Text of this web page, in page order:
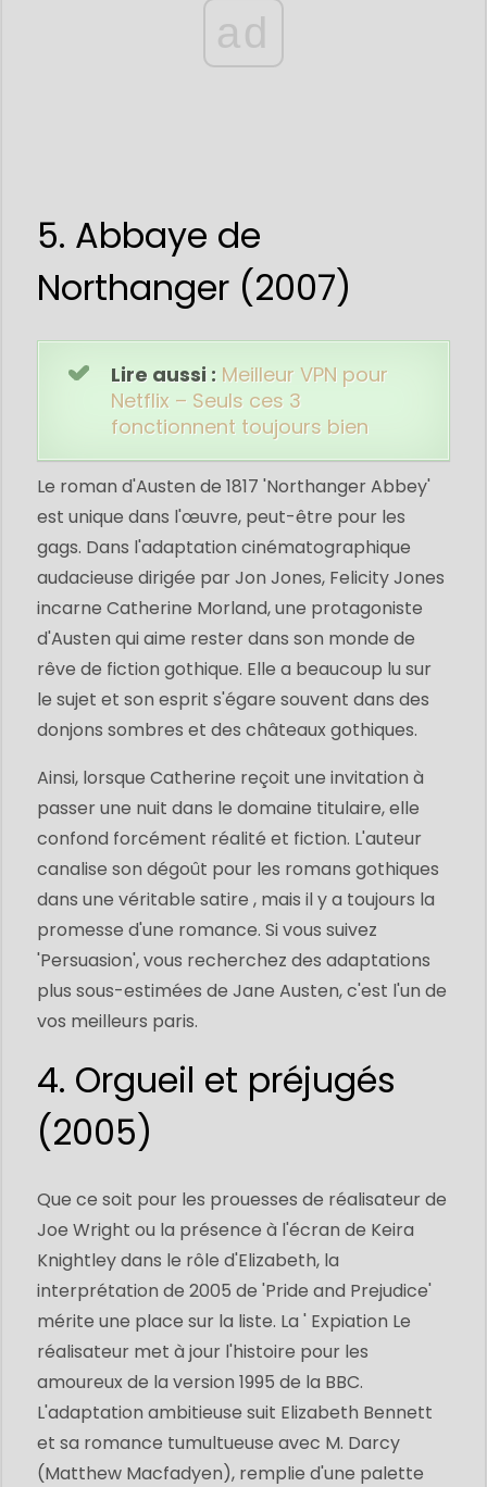
ad
5. Abbaye de
Northanger (2007)
Lire aussi : Meilleur VPN pour
Netflix – Seuls ces 3
fonctionnent toujours bien
Le roman d'Austen de 1817 'Northanger Abbey'
est unique dans l'œuvre, peut-être pour les
gags. Dans l'adaptation cinématographique
audacieuse dirigée par Jon Jones, Felicity Jones
incarne Catherine Morland, une protagoniste
d'Austen qui aime rester dans son monde de
rêve de fiction gothique. Elle a beaucoup lu sur
le sujet et son esprit s'égare souvent dans des
donjons sombres et des châteaux gothiques.
Ainsi, lorsque Catherine reçoit une invitation à
passer une nuit dans le domaine titulaire, elle
confond forcément réalité et fiction. L'auteur
canalise son dégoût pour les romans gothiques
dans une véritable satire , mais il y a toujours la
promesse d'une romance. Si vous suivez
'Persuasion', vous recherchez des adaptations
plus sous-estimées de Jane Austen, c'est l'un de
vos meilleurs paris.
4. Orgueil et préjugés
(2005)
Que ce soit pour les prouesses de réalisateur de
Joe Wright ou la présence à l'écran de Keira
Knightley dans le rôle d'Elizabeth, la
interprétation de 2005 de 'Pride and Prejudice'
mérite une place sur la liste. La ' Expiation Le
réalisateur met à jour l'histoire pour les
amoureux de la version 1995 de la BBC.
L'adaptation ambitieuse suit Elizabeth Bennett
et sa romance tumultueuse avec M. Darcy
(Matthew Macfadyen), remplie d'une palette